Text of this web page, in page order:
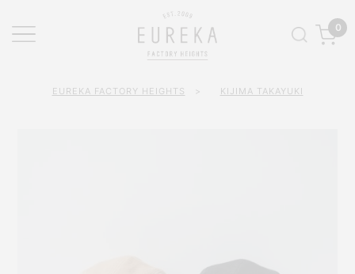
0
EUREKA FACTORY HEIGHTS > KIJIMA TAKAYUKI